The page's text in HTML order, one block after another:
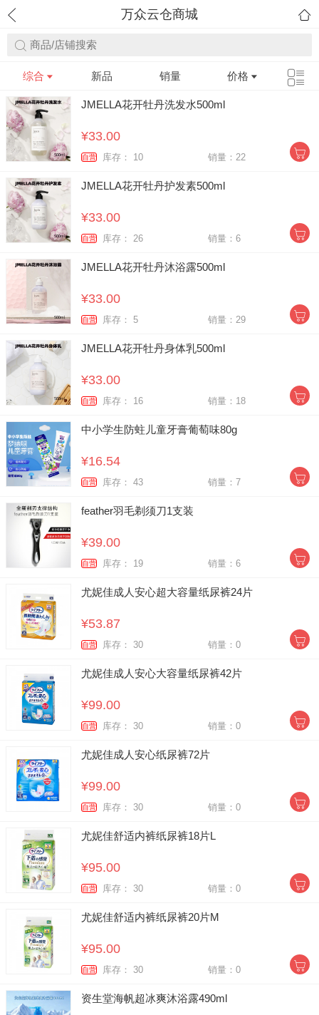
万众云仓商城
商品/店铺搜索
综合 新品 销量 价格
JMELLA花开牡丹洗发水500ml
¥33.00
自营 库存： 10 销量：22
JMELLA花开牡丹护发素500ml
¥33.00
自营 库存： 26 销量：6
JMELLA花开牡丹沐浴露500ml
¥33.00
自营 库存： 5 销量：29
JMELLA花开牡丹身体乳500ml
¥33.00
自营 库存： 16 销量：18
中小学生防蛀儿童牙膏葡萄味80g
¥16.54
自营 库存： 43 销量：7
feather羽毛剃须刀1支装
¥39.00
自营 库存： 19 销量：6
尤妮佳成人安心超大容量纸尿裤24片
¥53.87
自营 库存： 30 销量：0
尤妮佳成人安心大容量纸尿裤42片
¥99.00
自营 库存： 30 销量：0
尤妮佳成人安心纸尿裤72片
¥99.00
自营 库存： 30 销量：0
尤妮佳舒适内裤纸尿裤18片L
¥95.00
自营 库存： 30 销量：0
尤妮佳舒适内裤纸尿裤20片M
¥95.00
自营 库存： 30 销量：0
资生堂海帆超冰爽沐浴露490ml